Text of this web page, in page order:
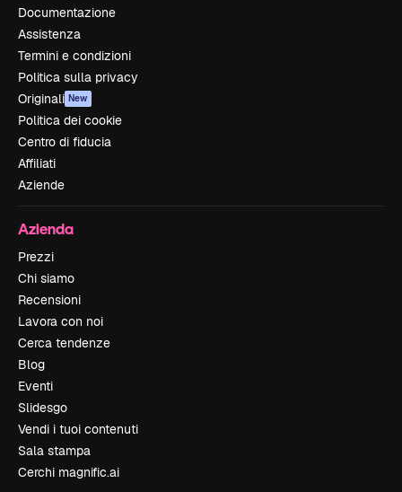
Documentazione
Assistenza
Termini e condizioni
Politica sulla privacy
Originali New
Politica dei cookie
Centro di fiducia
Affiliati
Aziende
Azienda
Prezzi
Chi siamo
Recensioni
Lavora con noi
Cerca tendenze
Blog
Eventi
Slidesgo
Vendi i tuoi contenuti
Sala stampa
Cerchi magnific.ai